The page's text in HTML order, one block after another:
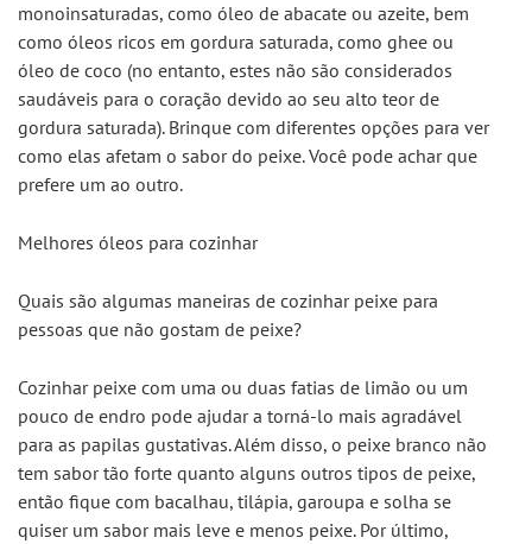
monoinsaturadas, como óleo de abacate ou azeite, bem
como óleos ricos em gordura saturada, como ghee ou
óleo de coco (no entanto, estes não são considerados
saudáveis para o coração devido ao seu alto teor de
gordura saturada). Brinque com diferentes opções para ver
como elas afetam o sabor do peixe. Você pode achar que
prefere um ao outro.
Melhores óleos para cozinhar
Quais são algumas maneiras de cozinhar peixe para
pessoas que não gostam de peixe?
Cozinhar peixe com uma ou duas fatias de limão ou um
pouco de endro pode ajudar a torná-lo mais agradável
para as papilas gustativas. Além disso, o peixe branco não
tem sabor tão forte quanto alguns outros tipos de peixe,
então fique com bacalhau, tilápia, garoupa e solha se
quiser um sabor mais leve e menos peixe. Por último,